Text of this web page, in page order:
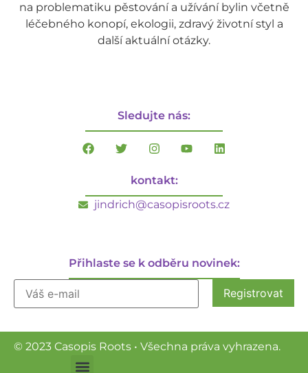
na problematiku pěstování a užívání bylin včetně
léčebného konopí, ekologii, zdravý životní styl a
další aktuální otázky.
Sledujte nás:
kontakt:
jindrich@casopisroots.cz
Přihlaste se k odběru novinek:
© 2023 Casopis Roots • Všechna práva vyhrazena.